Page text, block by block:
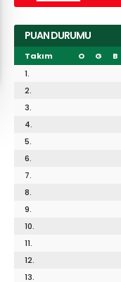
PUAN DURUMU
Takım O G B
1.
2.
3.
4.
5.
6.
7.
8.
9.
10.
11.
12.
13.